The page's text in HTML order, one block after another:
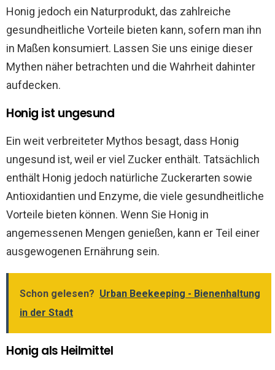
Honig jedoch ein Naturprodukt, das zahlreiche
gesundheitliche Vorteile bieten kann, sofern man ihn
in Maßen konsumiert. Lassen Sie uns einige dieser
Mythen näher betrachten und die Wahrheit dahinter
aufdecken.
Honig ist ungesund
Ein weit verbreiteter Mythos besagt, dass Honig
ungesund ist, weil er viel Zucker enthält. Tatsächlich
enthält Honig jedoch natürliche Zuckerarten sowie
Antioxidantien und Enzyme, die viele gesundheitliche
Vorteile bieten können. Wenn Sie Honig in
angemessenen Mengen genießen, kann er Teil einer
ausgewogenen Ernährung sein.
Schon gelesen? Urban Beekeeping - Bienenhaltung
in der Stadt
Honig als Heilmittel